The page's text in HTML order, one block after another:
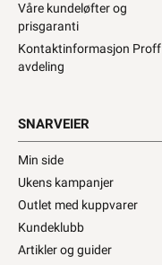
Våre kundeløfter og
prisgaranti
Kontaktinformasjon Proff
avdeling
SNARVEIER
Min side
Ukens kampanjer
Outlet med kuppvarer
Kundeklubb
Artikler og guider